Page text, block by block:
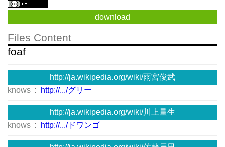
download
Files Content
foaf
http://ja.wikipedia.org/wiki/雨宮俊武
knows : http://.../グリー
http://ja.wikipedia.org/wiki/川上量生
knows : http://.../ドワンゴ